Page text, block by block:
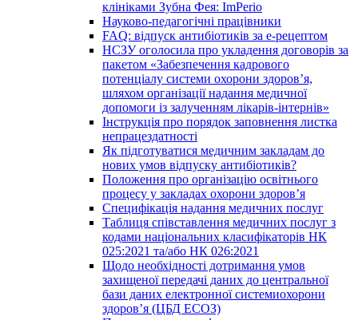
клініками Зубна Фея: ImPerio
Науково-педагогічні працівники
FAQ: відпуск антибіотиків за е-рецептом
НСЗУ оголосила про укладення договорів за
пакетом «Забезпечення кадрового
потенціалу системи охорони здоров’я,
шляхом організації надання медичної
допомоги із залученням лікарів-інтернів»
Інструкція про порядок заповнення листка
непрацездатності
Як підготуватися медичним закладам до
нових умов відпуску антибіотиків?
Положення про організацію освітнього
процесу у закладах охорони здоров’я
Специфікація надання медичних послуг
Таблиця співставлення медичних послуг з
кодами національних класифікаторів НК
025:2021 та/або НК 026:2021
Щодо необхідності дотримання умов
захищеної передачі даних до центральної
бази даних електронної системиохорони
здоров’я (ЦБД ЕСОЗ)